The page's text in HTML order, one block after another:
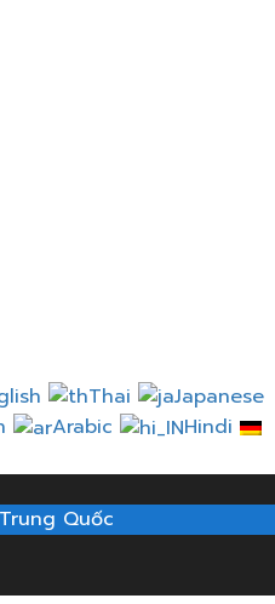
Thai
Japanese
Arabic
Hindi
Quốc